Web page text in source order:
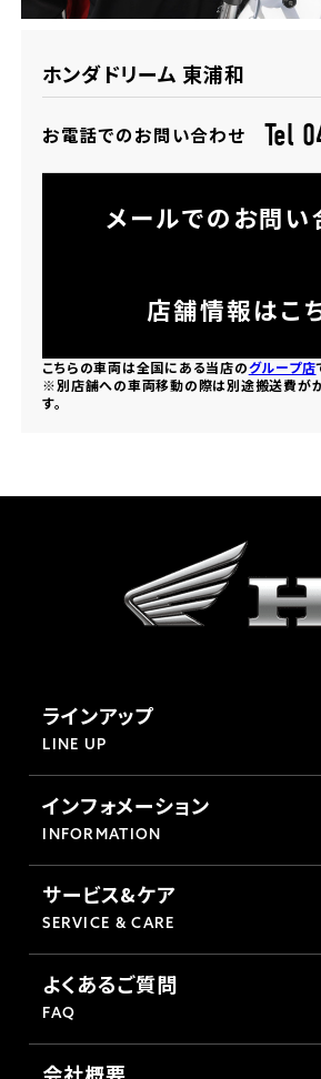
ホンダドリーム 東浦和
お電話でのお問い合わせ Tel
メールでのお問い
店舗情報はこ
こちらの車両は全国にある当店のグループ店
※別店舗への車両移動の際は別途搬送費が
す。
ラインアップ
LINE UP
インフォメーション
INFORMATION
サービス&ケア
SERVICE & CARE
よくあるご質問
FAQ
ホンダドリーム ふかや花
ホンダドリーム 鴻巣
ホンダドリーム 所沢
ホンダドリーム 東浦和
ホンダドリーム 草加
ホンダドリーム 水戸北